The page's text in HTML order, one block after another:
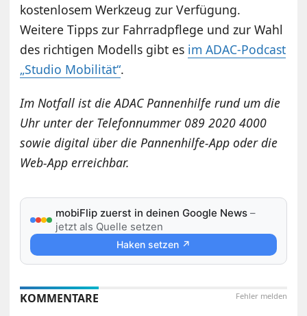
kostenlosem Werkzeug zur Verfügung.
Weitere Tipps zur Fahrradpflege und zur Wahl
des richtigen Modells gibt es im ADAC-Podcast
„Studio Mobilität“.
Im Notfall ist die ADAC Pannenhilfe rund um die
Uhr unter der Telefonnummer 089 2020 4000
sowie digital über die Pannenhilfe-App oder die
Web-App erreichbar.
mobiFlip zuerst in deinen Google News –
jetzt als Quelle setzen
Haken setzen ↗
Fehler melden
KOMMENTARE